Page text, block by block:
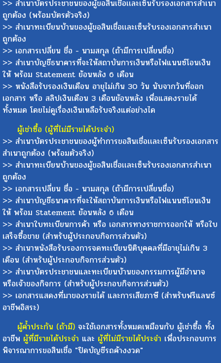
>> สำเนาบัตรประชาชนของผู้ขอสินเชื่อเเละเซ็นรับรองเอกสารสำเนา
ถูกต้อง (พร้อมบัตรตัวจริง)
>> สำเนาทะเบียนบ้านของผู้ขอสินเชื่อเเละเซ็นรับรองเอกสารสำเนา
ถูกต้อง
>> เอกสารเปลี่ยน ชื่อ - นามสกุล (ถ้ามีการเปลี่ยนชื่อ)
>> สำเนาบัญชีธนาคารที่จะให้สถาบันการเงินหรือไฟแนนซ์โอนเงิน
ให้ พร้อม Statement ย้อนหลัง 6 เดือน
>> หนังสือรับรองเงินเดือน อายุไม่เกิน 30 วัน นับจากวันที่ออก
เอกสาร หรือ สลิปเงินเดือน 3 เดือนย้อนหลัง เพื่อแสดงรายได้
ทั้งหมด โดยไม่ดูเรื่องเงินเหลือรับจริงแต่อย่างได
ผู้เช่าซื้อ (ผู้ที่ไม่มีรายได้ประจำ)
>> สำเนาบัตรประชาชนของผู้ทำการขอสินเชื่อเเละเซ็นรับรองเอกสาร
สำเนาถูกต้อง (พร้อมตัวจริง)
>> สำเนาทะเบียนบ้านของผู้ขอสินเชื่อเเละเซ็นรับรองเอกสารสำเนา
ถูกต้อง
>> เอกสารเปลี่ยน ชื่อ - นามสกุล (ถ้ามีการเปลี่ยนชื่อ)
>> สำเนาบัญชีธนาคารที่จะให้สถาบันการเงินหรือไฟแนนซ์โอนเงิน
ให้ พร้อม Statement ย้อนหลัง 6 เดือน
>> สำเนาใบทะเบียนการค้า หรือ เอกสารทางราชการออกให้ หรือใบ
เสร็จซื้อขาย (สำหรับผู้ประกอบกิจการส่วนตัว)
>> สำเนาหนังสือรับรองการจดทะเบียนนิติบุคคลที่มีอายุไม่เกิน 3
เดือน (สำหรับผู้ประกอบกิจการส่วนตัว)
>> สำเนาบัตรประชาชนและทะเบียนบ้านของกรรมการผู้มีอำนาจ
หรือเจ้าของกิจการ (สำหรับผู้ประกอบกิจการส่วนตัว)
>> เอกสารแสดงที่มาของรายได้ และการเสียภาษี (สำหรับฟรีแลนซ์
อาชีพอิสระ)
ผู้ค้ำประกัน (ถ้ามี) จะใช้เอกสารทั้งหมดเหมือนกับ ผู้เช่าซื้อ ทั้ง
อาชีพ ผู้ที่มีรายได้ประจำ และ ผู้ที่ไม่มีรายได้ประจำ เพื่อประกอบการ
พิจารณาการขอสินเชื่อ "ปิดบัญชีรถค้างงวด"